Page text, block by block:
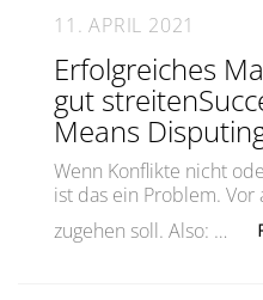
11. APRIL 2021
Erfolgreiches
gut
Means
Wenn Konflikte nicht
ist das ein Problem.
zugehen soll. Also: …